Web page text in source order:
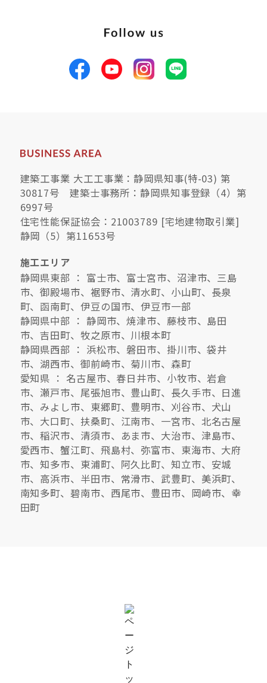
建築工事業 大工工事業：静岡県知事(特-03) 第
30817号 建築士事務所：静岡県知事登録（4）第
6997号
住宅性能保証協会：21003789 [宅地建物取引業]
静岡（5）第11653号
施工エリア
静岡県東部 ： 富士市、富士宮市、沼津市、三島
市、御殿場市、裾野市、清水町、小山町、長泉
町、函南町、伊豆の国市、伊豆市一部
静岡県中部 ： 静岡市、焼津市、藤枝市、島田
市、吉田町、牧之原市、川根本町
静岡県西部 ： 浜松市、磐田市、掛川市、袋井
市、湖西市、御前崎市、菊川市、森町
愛知県 ： 名古屋市、春日井市、小牧市、岩倉
市、瀬戸市、尾張旭市、豊山町、長久手市、日進
市、みよし市、東郷町、豊明市、刈谷市、犬山
市、大口町、扶桑町、江南市、一宮市、北名古屋
市、稲沢市、清須市、あま市、大治市、津島市、
愛西市、蟹江町、飛島村、弥富市、東海市、大府
市、知多市、東浦町、阿久比町、知立市、安城
市、高浜市、半田市、常滑市、武豊町、美浜町、
南知多町、碧南市、西尾市、豊田市、岡崎市、幸
田町